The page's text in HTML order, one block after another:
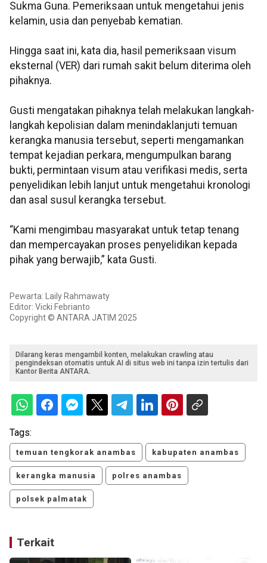
Sukma Guna. Pemeriksaan untuk mengetahui jenis
kelamin, usia dan penyebab kematian.
Hingga saat ini, kata dia, hasil pemeriksaan visum
eksternal (VER) dari rumah sakit belum diterima oleh
pihaknya.
Gusti mengatakan pihaknya telah melakukan langkah-
langkah kepolisian dalam menindaklanjuti temuan
kerangka manusia tersebut, seperti mengamankan
tempat kejadian perkara, mengumpulkan barang
bukti, permintaan visum atau verifikasi medis, serta
penyelidikan lebih lanjut untuk mengetahui kronologi
dan asal susul kerangka tersebut.
“Kami mengimbau masyarakat untuk tetap tenang
dan mempercayakan proses penyelidikan kepada
pihak yang berwajib,” kata Gusti.
Pewarta: Laily Rahmawaty
Editor: Vicki Febrianto
Copyright © ANTARA JATIM 2025
Dilarang keras mengambil konten, melakukan crawling atau
pengindeksan otomatis untuk AI di situs web ini tanpa izin tertulis dari
Kantor Berita ANTARA.
Tags:
temuan tengkorak anambas kabupaten anambas
kerangka manusia polres anambas
polsek palmatak
Terkait